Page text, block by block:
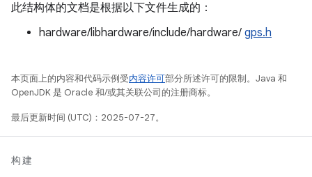
此结构体的文档是根据以下文件生成的：
hardware/libhardware/include/hardware/ gps.h
本页面上的内容和代码示例受内容许可部分所述许可的限制。Java 和
OpenJDK 是 Oracle 和/或其关联公司的注册商标。
最后更新时间 (UTC)：2025-07-27。
构建